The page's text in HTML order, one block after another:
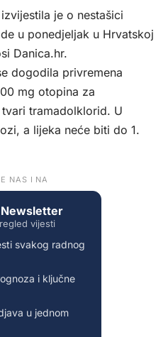
je o nestašici
u ponedjeljak u Hrvatskoj
Danica.hr.
dogodila privremena
mg otopina za
tramadolklorid. U
a lijeka neće biti do 1.
NAS I NA
vijesti
svakog radnog
i ključne
u jednom